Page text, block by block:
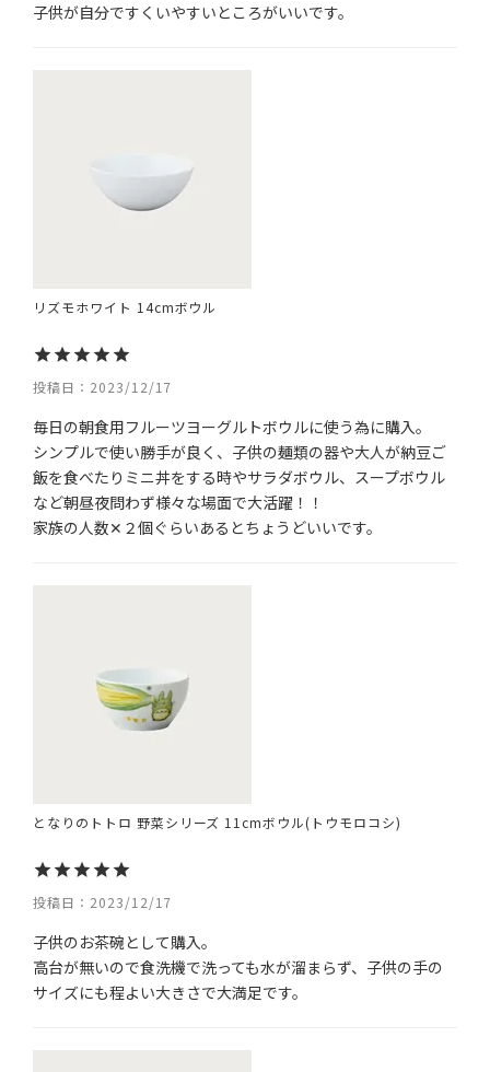
子供が自分ですくいやすいところがいいです。
リズモホワイト 14cmボウル
投稿日 2023/12/17
毎日の朝食用フルーツヨーグルトボウルに使う為に購入。
シンプルで使い勝手が良く、子供の麺類の器や大人が納豆ご
飯を食べたりミニ丼をする時やサラダボウル、スープボウル
など朝昼夜問わず様々な場面で大活躍！！
家族の人数✕２個ぐらいあるとちょうどいいです。
となりのトトロ 野菜シリーズ 11cmボウル(トウモロコシ)
投稿日 2023/12/17
子供のお茶碗として購入。
高台が無いので食洗機で洗っても水が溜まらず、子供の手の
サイズにも程よい大きさで大満足です。